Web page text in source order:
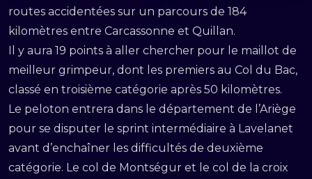
routes accidentées sur un parcours de 184
kilomètres entre Carcassonne et Quillan.
Il y aura 19 points à aller chercher pour le maillot de
meilleur grimpeur, dont les premiers au Col du Bac,
classé en troisième catégorie après 50 kilomètres.
Le peloton entrera dans le département de l’Ariège
pour se disputer le sprint intermédiaire à Lavelanet
avant d’enchaîner les difficultés de deuxième
catégorie. Le col de Montségur et le col de la croix